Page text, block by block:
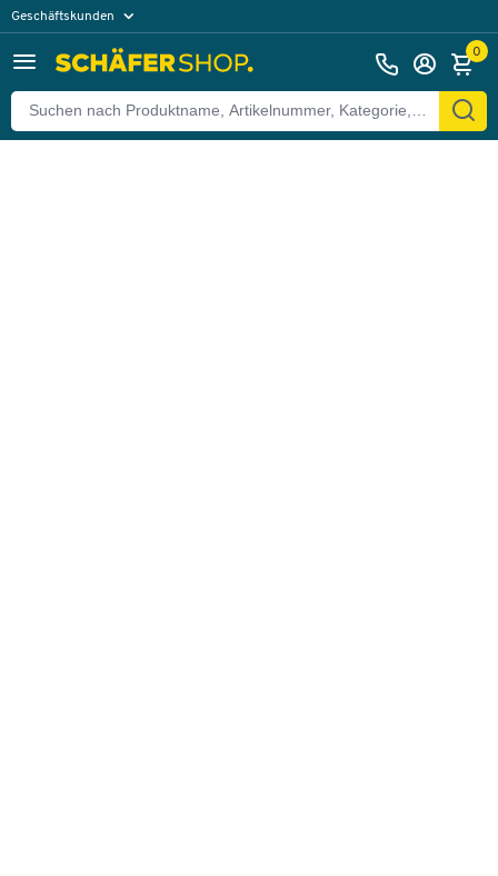
Geschäftskunden
0
Zurück